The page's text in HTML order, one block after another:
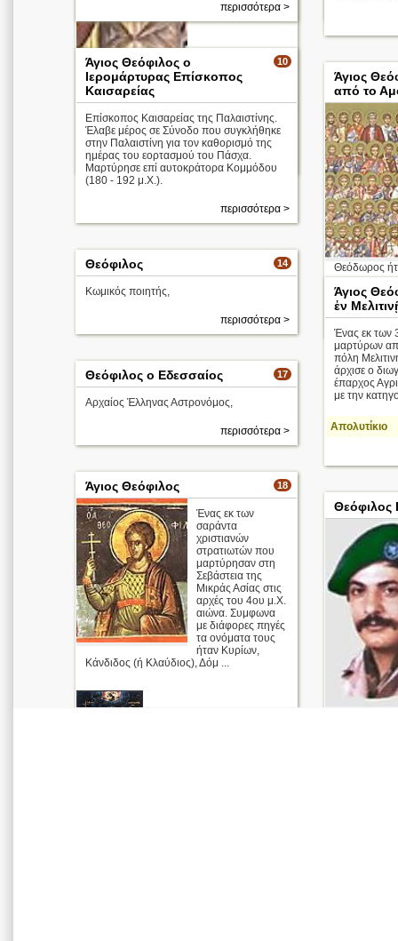
περισσότερα >
περισσότερα >
10
Άγιος Θεόφιλος ο
Ιερομάρτυρας Επίσκοπος
Καισαρείας
Επίσκοπος Καισαρείας της Παλαιστίνης.
Έλαβε μέρος σε Σύνοδο που συγκλήθηκε
στην Παλαιστίνη για τον καθορισμό της
ημέρας του εορτασμού του Πάσχα.
Μαρτύρησε επί αυτοκράτορα Κομμόδου
(180 - 192 μ.Χ.).
περισσότερα >
Άγιος
από το
Θεόδωρος
Απολυτίκιο
14
Θεόφιλος
Κωμικός ποιητής,
περισσότερα >
Άγιος
ἐν
Ένας εκ των
μαρτύρων
πόλη
άρχισε ο
έπαρχος
με την
Απολυτίκιο
17
Θεόφιλος ο Εδεσσαίος
Αρχαίος Έλληνας Αστρονόμος,
περισσότερα >
18
Άγιος Θεόφιλος
Ένας εκ των
σαράντα
χριστιανών
στρατιωτών που
μαρτύρησαν στη
Σεβάστεια της
Μικράς Ασίας στις
αρχές του 4ου μ.Χ.
αιώνα. Συμφωνα
με διάφορες πηγές
τα ονόματα τους
ήταν Κυρίων,
Κάνδιδος (ή Κλαύδιος), Δόμ ...
Θεόφιλος